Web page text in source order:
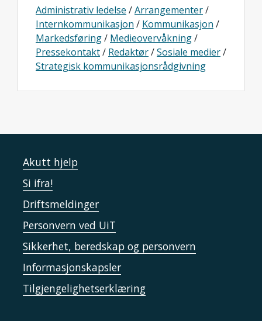
Administrativ ledelse /Arrangementer/
Internkommunikasjon / Kommunikasjon /
Markedsføring/ Medieovervåkning/
Pressekontakt/ Redaktør/Sosiale medier/
Strategisk kommunikasjonsrådgivning
Akutt hjelp
Si ifra!
Driftsmeldinger
Personvern ved UiT
Sikkerhet, beredskap og personvern
Informasjonskapsler
Tilgjengelighetserklæring